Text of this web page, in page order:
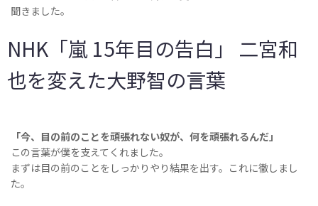
聞きました。
NHK「嵐 15年目の告白」 二宮和
也を変えた大野智の言葉
「今、目の前のことを頑張れない奴が、何を頑張れるんだ」
この言葉が僕を支えてくれました。
まずは目の前のことをしっかりやり結果を出す。これに徹しまし
た。